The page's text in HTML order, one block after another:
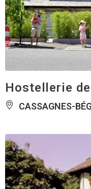
Hostellerie
CASSAGNES-